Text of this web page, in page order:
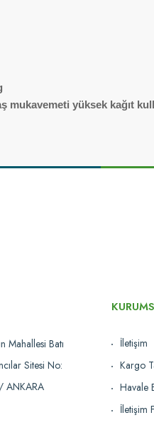
mukavemeti yüksek kağıt
Mahallesi Batı
Sitesi No:
ANKARA
İletişim
Kargo
Havale
İletişim